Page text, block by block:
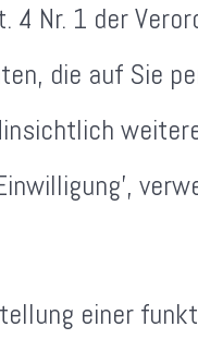
Nr. 1 der
die auf Sie
einer